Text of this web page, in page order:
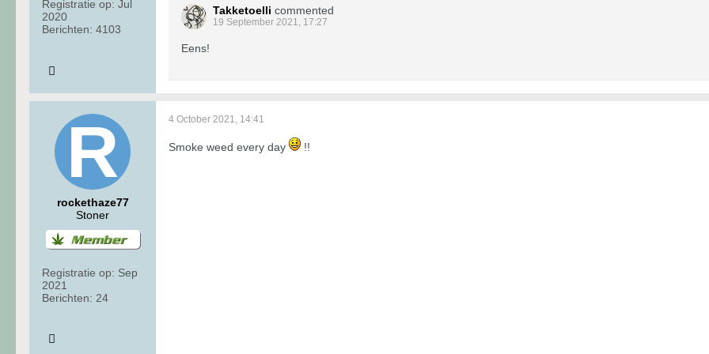
Registratie op: Jul
2020
Berichten: 4103
Takketoelli commented
19 September 2021, 17:27
Eens!
rockethaze77
Stoner
Registratie op: Sep
2021
Berichten: 24
4 October 2021, 14:41
Smoke weed every day !!